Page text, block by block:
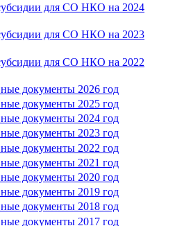
для СО НКО на 2024
для СО НКО на 2023
для СО НКО на 2022
документы 2026 год
документы 2025 год
документы 2024 год
документы 2023 год
документы 2022 год
документы 2021 год
документы 2020 год
документы 2019 год
документы 2018 год
документы 2017 год